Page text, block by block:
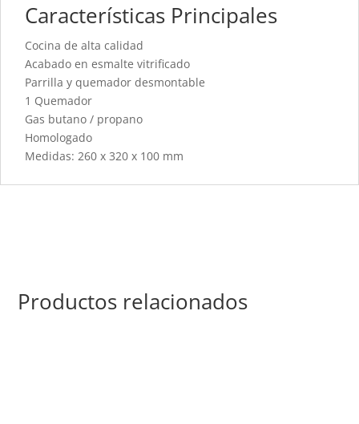
Características Principales
Cocina de alta calidad
Acabado en esmalte vitrificado
Parrilla y quemador desmontable
1 Quemador
Gas butano / propano
Homologado
Medidas: 260 x 320 x 100 mm
Productos relacionados